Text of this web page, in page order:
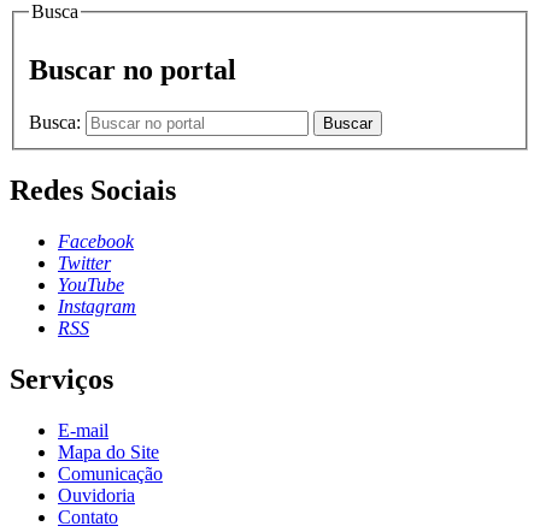
Busca
Buscar no portal
Busca: Buscar
Redes Sociais
Facebook
Twitter
YouTube
Instagram
RSS
Serviços
E-mail
Mapa do Site
Comunicação
Ouvidoria
Contato